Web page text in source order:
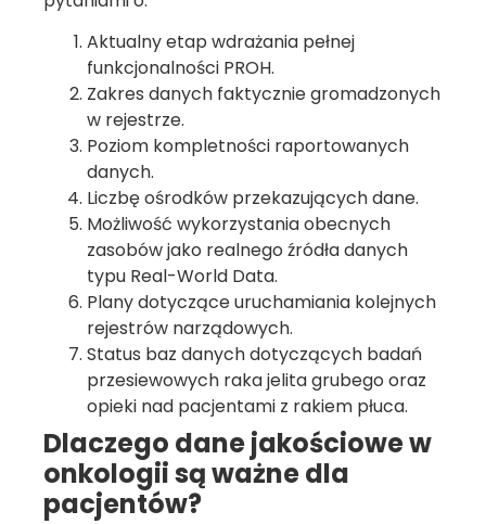
Aktualny etap wdrażania pełnej
funkcjonalności PROH.
Zakres danych faktycznie gromadzonych
w rejestrze.
Poziom kompletności raportowanych
danych.
Liczbę ośrodków przekazujących dane.
Możliwość wykorzystania obecnych
zasobów jako realnego źródła danych
typu Real-World Data.
Plany dotyczące uruchamiania kolejnych
rejestrów narządowych.
Status baz danych dotyczących badań
przesiewowych raka jelita grubego oraz
opieki nad pacjentami z rakiem płuca.
Dlaczego dane jakościowe w
onkologii są ważne dla
pacjentów?